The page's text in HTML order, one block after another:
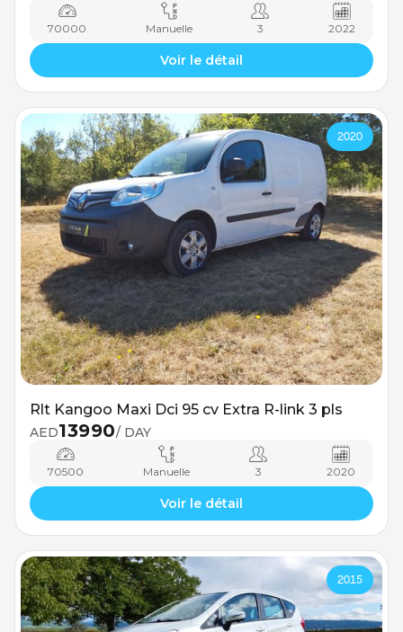
70000 Manuelle 3 2022
Voir le détail
2020
Rlt Kangoo Maxi Dci 95 cv Extra R-link 3 pls
AED13990/ DAY
70500 Manuelle 3 2020
Voir le détail
2015